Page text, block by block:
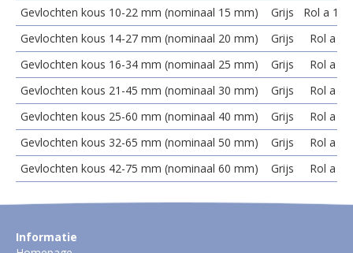
Gevlochten kous 10-22 mm (nominaal 15 mm)
Grijs
Rol a
Gevlochten kous 14-27 mm (nominaal 20 mm)
Grijs
Rol a
Gevlochten kous 16-34 mm (nominaal 25 mm)
Grijs
Rol a
Gevlochten kous 21-45 mm (nominaal 30 mm)
Grijs
Rol a
Gevlochten kous 25-60 mm (nominaal 40 mm)
Grijs
Rol a
Gevlochten kous 32-65 mm (nominaal 50 mm)
Grijs
Rol a
Gevlochten kous 42-75 mm (nominaal 60 mm)
Grijs Rol a
Informatie